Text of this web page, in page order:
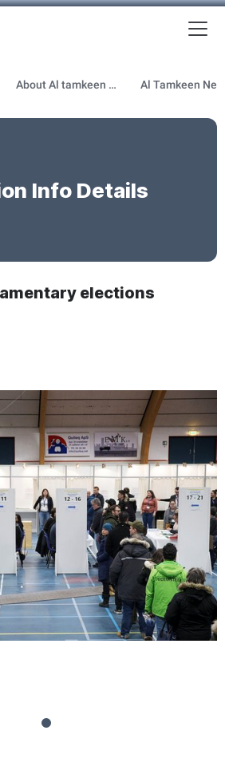
About Al tamkeen newsletter
Info Details
elections